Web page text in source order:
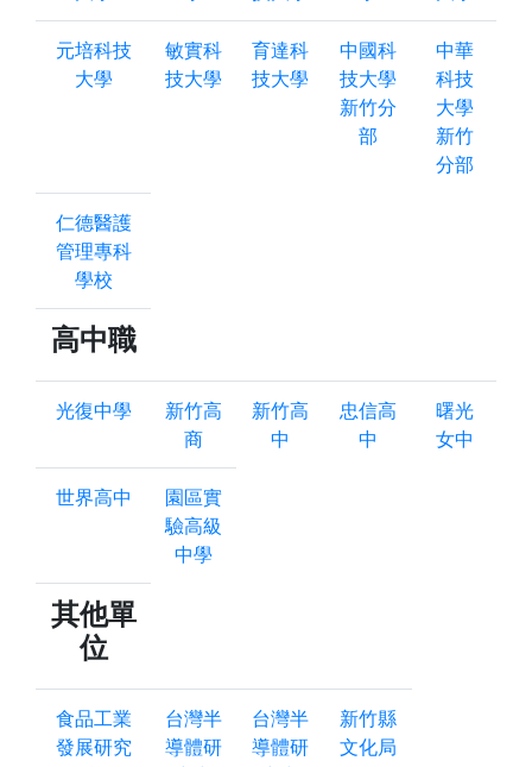
元培科技
大學
敏實科
技大學
育達科
技大學
中國科
技大學
新竹分
部
中華
科技
大學
新竹
分部
仁德醫護
管理專科
學校
高中職
光復中學
新竹高
商
新竹高
中
忠信高
中
曙光
女中
世界高中
園區實
驗高級
中學
其他單
位
食品工業
發展研究
台灣半
導體研
台灣半
導體研
新竹縣
文化局